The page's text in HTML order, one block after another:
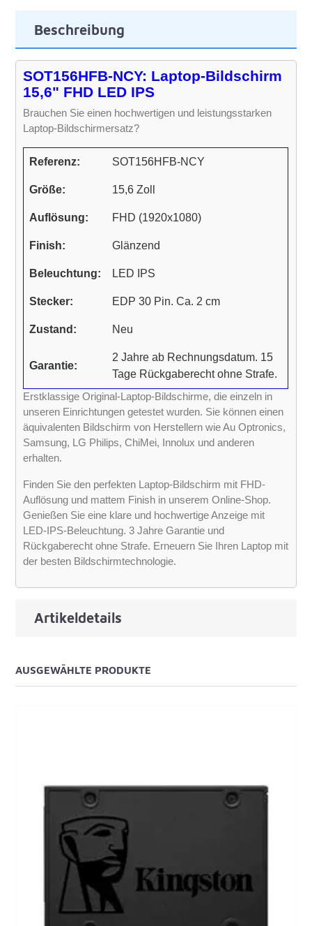
Beschreibung
SOT156HFB-NCY: Laptop-Bildschirm
15,6" FHD LED IPS
Brauchen Sie einen hochwertigen und leistungsstarken
Laptop-Bildschirmersatz?
Referenz: SOT156HFB-NCY
Größe: 15,6 Zoll
Auflösung: FHD (1920x1080)
Finish: Glänzend
Beleuchtung: LED IPS
Stecker: EDP 30 Pin. Ca. 2 cm
Zustand: Neu
Garantie:
2 Jahre ab Rechnungsdatum. 15
Tage Rückgaberecht ohne Strafe.
Erstklassige Original-Laptop-Bildschirme, die einzeln in
unseren Einrichtungen getestet wurden. Sie können einen
äquivalenten Bildschirm von Herstellern wie Au Optronics,
Samsung, LG Philips, ChiMei, Innolux und anderen
erhalten.
Finden Sie den perfekten Laptop-Bildschirm mit FHD-
Auflösung und mattem Finish in unserem Online-Shop.
Genießen Sie eine klare und hochwertige Anzeige mit
LED-IPS-Beleuchtung. 3 Jahre Garantie und
Rückgaberecht ohne Strafe. Erneuern Sie Ihren Laptop mit
der besten Bildschirmtechnologie.
Artikeldetails
AUSGEWÄHLTE PRODUKTE